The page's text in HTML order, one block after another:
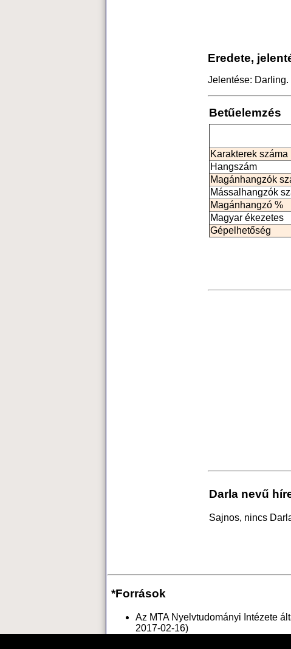
Eredete,
Jelentése: Darling.
Betűelemzés
Karakterek száma
Hangszám
Magánhangzók
Mássalhangzók
Magánhangzó %
Magyar ékezetes
Gépelhetőség
Darla nevű
Sajnos, nincs
*Források
Az MTA Nyelvtudományi Intézete
2017-02-16)